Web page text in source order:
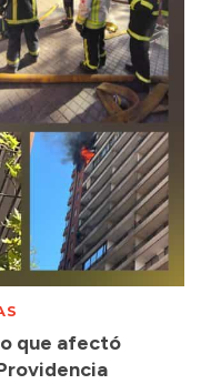
que afectó